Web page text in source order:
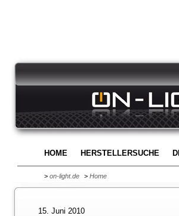
HOME HERSTELLERSUCHE
> on-light.de > Home
15. Juni 2010